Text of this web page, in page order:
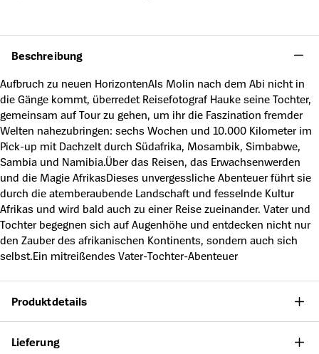
Beschreibung
Aufbruch zu neuen HorizontenAls Molin nach dem Abi nicht in
die Gänge kommt, überredet Reisefotograf Hauke seine Tochter,
gemeinsam auf Tour zu gehen, um ihr die Faszination fremder
Welten nahezubringen: sechs Wochen und 10.000 Kilometer im
Pick-up mit Dachzelt durch Südafrika, Mosambik, Simbabwe,
Sambia und Namibia.Über das Reisen, das Erwachsenwerden
und die Magie AfrikasDieses unvergessliche Abenteuer führt sie
durch die atemberaubende Landschaft und fesselnde Kultur
Afrikas und wird bald auch zu einer Reise zueinander. Vater und
Tochter begegnen sich auf Augenhöhe und entdecken nicht nur
den Zauber des afrikanischen Kontinents, sondern auch sich
selbst.Ein mitreißendes Vater-Tochter-Abenteuer
Produktdetails
Lieferung